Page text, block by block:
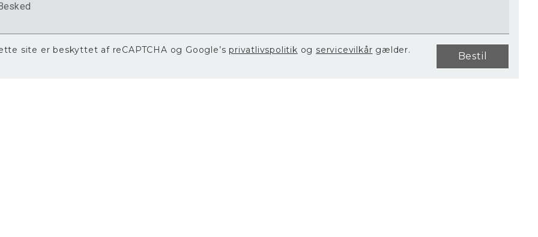
site er beskyttet af reCAPTCHA og Google’s privatlivspolitik og servicevilkår gælder.
Bestil